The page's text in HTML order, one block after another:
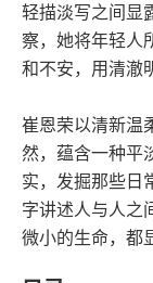
轻描淡写之间显
察，她将年轻人
和不安，用清澈
崔恩荣以清新温
然，蕴含一种平
实，发掘那些日
字讲述人与人之
微小的生命，都